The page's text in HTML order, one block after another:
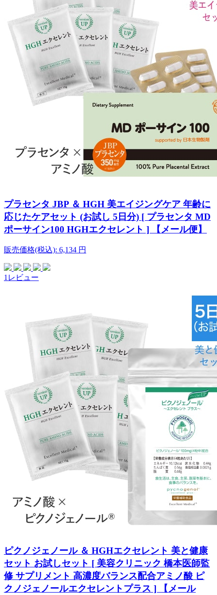
プラセンタ JBP ＆ HGH 美エイジングケア 年齢に
応じたケアセット (お試し 5日分) [ プラセンタ MD
ポーサイン100 HGHエクセレント ] 【メール便】
販売価格(税込): 6,134 円
1レビュー
ピクノジェノール ＆ HGHエクセレント 美と健康
セット お試しセット [ 美容クリニック 橋本医師監
修 サプリメント 高濃度バランス配合アミノ酸 ピ
クノジェノールエクセレントプラス ] 【メール